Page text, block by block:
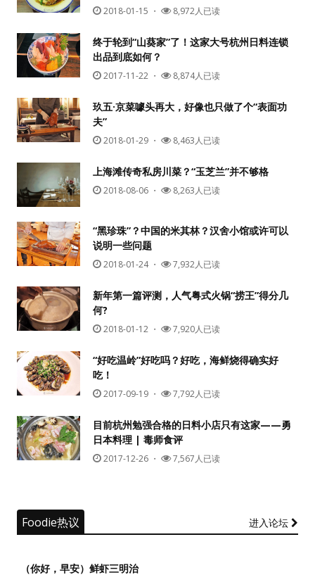
2018-01-15 ・ 8,972人已读
终于轮到“山葵家”了！这家大号杭州日料连锁
出品到底如何？
2017-11-22 ・ 8,874人已读
玖五·京菜噱头再大，好像也只做了个“表面功
夫”
2018-01-29 ・ 8,463人已读
上海滩传奇私房川菜？“玉芝兰”并不够格
2018-08-06 ・ 8,263人已读
“黑珍珠”？中国的米其林？汉舍小馆或许可以
说明一些问题
2018-01-24・ 7,932人已读
新年第一篇评测，人气粤式火锅“捞王”得分几
何?
2018-01-12 ・ 7,920人已读
“好吃温岭”好吃吗？好吃，海鲜烧得确实好
吃！
2017-09-19 ・ 7,792人已读
目前杭州勉强合格的日料小店只有这家——勇
日本料理 | 毒师食评
2017-12-26 ・ 7,567人已读
Foodie热议 进入论坛
（你好，早安）鲜虾三明治